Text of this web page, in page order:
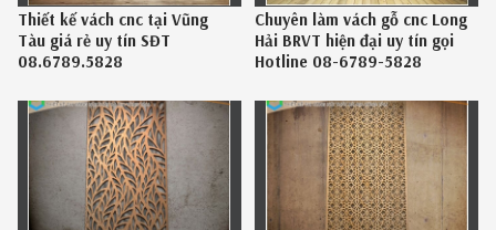
Thiết kế vách cnc tại Vũng
Tàu giá rẻ uy tín SĐT
08.6789.5828
Chuyên làm vách gỗ cnc Long
Hải BRVT hiện đại uy tín gọi
Hotline 08-6789-5828